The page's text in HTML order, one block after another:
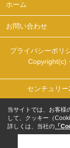
ホーム
お問い合わせ
プライバシーポリ
Copyright(c)
センチュリ
当サイトでは、お客様
して、クッキー（
詳しくは、当社の 「